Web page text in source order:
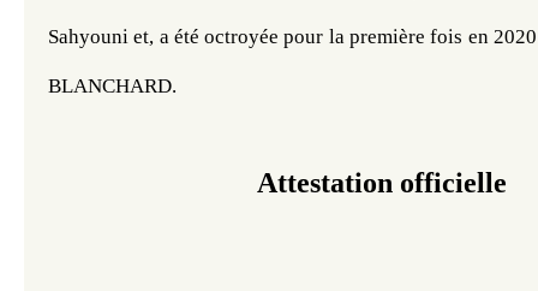
Sahyouni et, a été octroyée pour la première fois en
BLANCHARD.
Attestation officielle